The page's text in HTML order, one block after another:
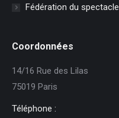
Fédération du spectacle
Coordonnées
14/16 Rue des Lilas
75019 Paris
Téléphone :